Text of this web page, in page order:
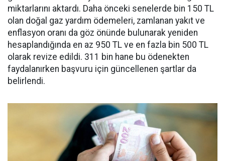
miktarlarını aktardı. Daha önceki senelerde bin 150 TL
olan doğal gaz yardım ödemeleri, zamlanan yakıt ve
enflasyon oranı da göz önünde bulunarak yeniden
hesaplandığında en az 950 TL ve en fazla bin 500 TL
olarak revize edildi. 311 bin hane bu ödenekten
faydalanırken başvuru için güncellenen şartlar da
belirlendi.